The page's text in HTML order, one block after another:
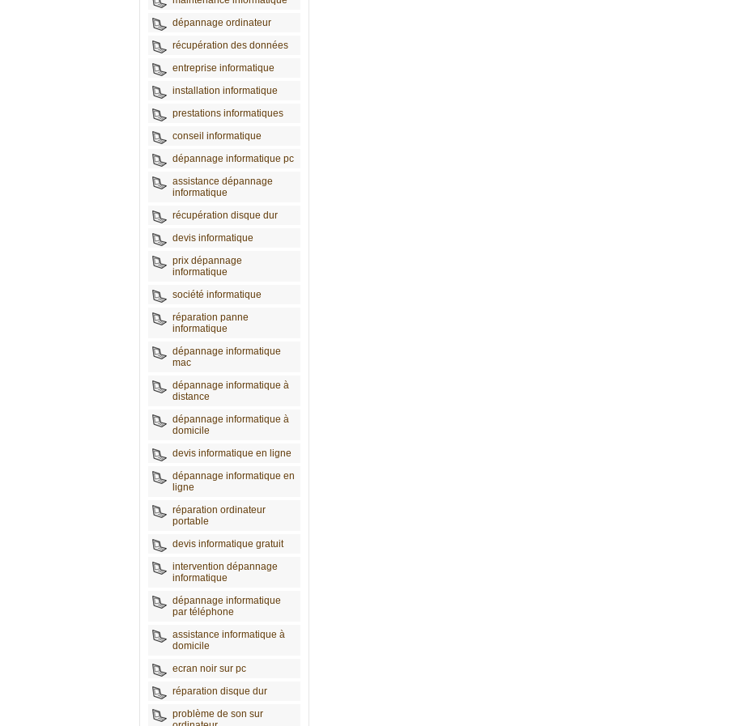
dépannage ordinateur
récupération des données
entreprise informatique
installation informatique
prestations informatiques
conseil informatique
dépannage informatique pc
assistance dépannage
informatique
récupération disque dur
devis informatique
prix dépannage
informatique
société informatique
réparation panne
informatique
dépannage informatique
mac
dépannage informatique à
distance
dépannage informatique à
domicile
devis informatique en ligne
dépannage informatique en
ligne
réparation ordinateur
portable
devis informatique gratuit
intervention dépannage
informatique
dépannage informatique
par téléphone
assistance informatique à
domicile
ecran noir sur pc
réparation disque dur
problème de son sur